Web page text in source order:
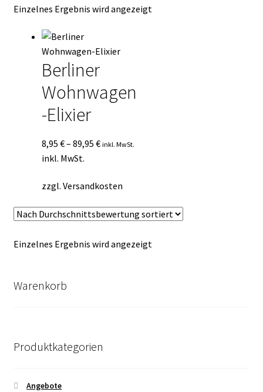
Kasse
Mein Konto
Mein Konto
Vertrag widerrufen
Einzelnes Ergebnis wird angezeigt
Berliner
Wohnwagen
-Elixier
8,95 €– 89,95 € inkl. MwSt.
inkl. MwSt.
zzgl. Versandkosten
Einzelnes Ergebnis wird angezeigt
Warenkorb
Produktkategorien
Angebote